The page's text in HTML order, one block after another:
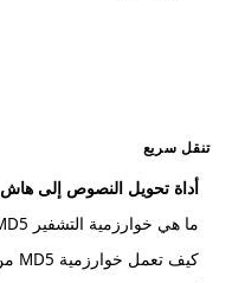
تنقل سريع
أداة تحويل النصوص إلى هاش MD5
ما هي خوارزمية التشفير MD5؟
كيف تعمل خوارزمية MD5 من الناحية التقنية؟